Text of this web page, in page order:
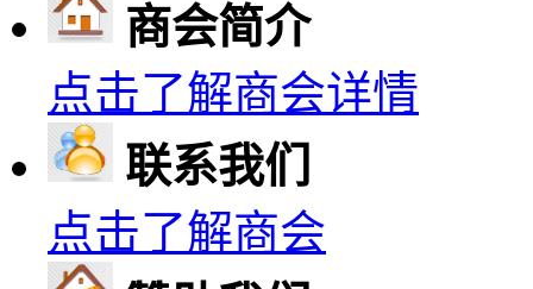
商会简介
点击了解商会详情
联系我们
点击了解商会